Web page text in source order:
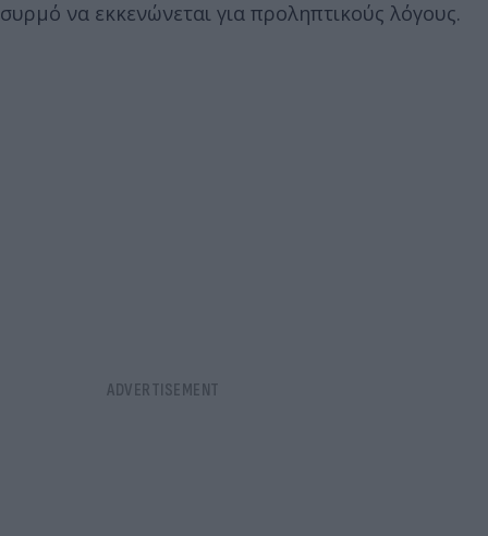
συρμό να εκκενώνεται για προληπτικούς λόγους.